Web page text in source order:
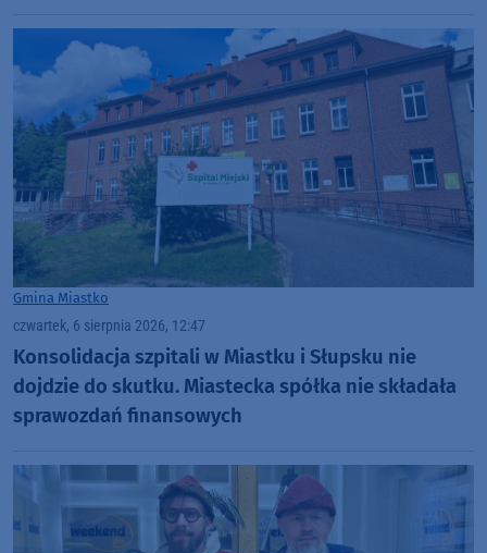
Gmina Miastko
czwartek, 6 sierpnia 2026, 12:47
Konsolidacja szpitali w Miastku i Słupsku nie
dojdzie do skutku. Miastecka spółka nie składała
sprawozdań finansowych